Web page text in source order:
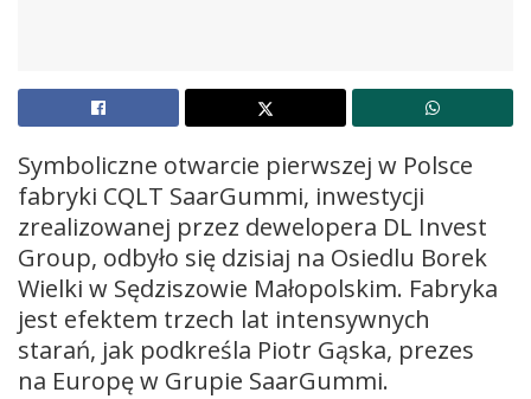
Symboliczne otwarcie pierwszej w Polsce
fabryki CQLT SaarGummi, inwestycji
zrealizowanej przez dewelopera DL Invest
Group, odbyło się dzisiaj na Osiedlu Borek
Wielki w Sędziszowie Małopolskim. Fabryka
jest efektem trzech lat intensywnych
starań, jak podkreśla Piotr Gąska, prezes
na Europę w Grupie SaarGummi.